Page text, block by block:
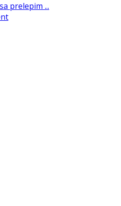
prelepim ...